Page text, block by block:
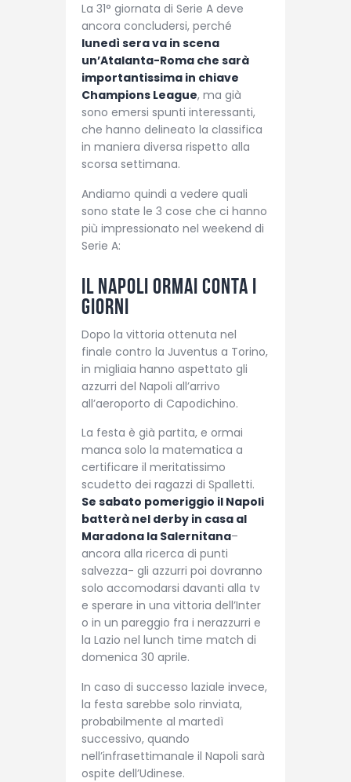
La 31° giornata di Serie A deve
ancora concludersi, perché
lunedì sera va in scena
un’Atalanta-Roma che sarà
importantissima in chiave
Champions League, ma già
sono emersi spunti interessanti,
che hanno delineato la classifica
in maniera diversa rispetto alla
scorsa settimana.
Andiamo quindi a vedere quali
sono state le 3 cose che ci hanno
più impressionato nel weekend di
Serie A:
Il Napoli ormai conta i
giorni
Dopo la vittoria ottenuta nel
finale contro la Juventus a Torino,
in migliaia hanno aspettato gli
azzurri del Napoli all’arrivo
all’aeroporto di Capodichino.
La festa è già partita, e ormai
manca solo la matematica a
certificare il meritatissimo
scudetto dei ragazzi di Spalletti.
Se sabato pomeriggio il Napoli
batterà nel derby in casa al
Maradona la Salernitana–
ancora alla ricerca di punti
salvezza- gli azzurri poi dovranno
solo accomodarsi davanti alla tv
e sperare in una vittoria dell’Inter
o in un pareggio fra i nerazzurri e
la Lazio nel lunch time match di
domenica 30 aprile.
In caso di successo laziale invece,
la festa sarebbe solo rinviata,
probabilmente al martedì
successivo, quando
nell’infrasettimanale il Napoli sarà
ospite dell’Udinese.